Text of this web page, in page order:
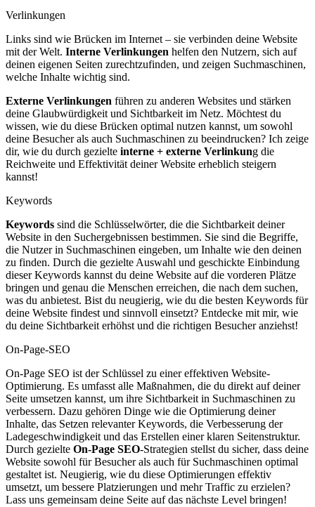
Verlinkungen
Links sind wie Brücken im Internet – sie verbinden deine Website
mit der Welt. Interne Verlinkungen helfen den Nutzern, sich auf
deinen eigenen Seiten zurechtzufinden, und zeigen Suchmaschinen,
welche Inhalte wichtig sind.
Externe Verlinkungen führen zu anderen Websites und stärken
deine Glaubwürdigkeit und Sichtbarkeit im Netz. Möchtest du
wissen, wie du diese Brücken optimal nutzen kannst, um sowohl
deine Besucher als auch Suchmaschinen zu beeindrucken? Ich zeige
dir, wie du durch gezielte interne + externe Verlinkung die
Reichweite und Effektivität deiner Website erheblich steigern
kannst!
Keywords
Keywords sind die Schlüsselwörter, die die Sichtbarkeit deiner
Website in den Suchergebnissen bestimmen. Sie sind die Begriffe,
die Nutzer in Suchmaschinen eingeben, um Inhalte wie den deinen
zu finden. Durch die gezielte Auswahl und geschickte Einbindung
dieser Keywords kannst du deine Website auf die vorderen Plätze
bringen und genau die Menschen erreichen, die nach dem suchen,
was du anbietest. Bist du neugierig, wie du die besten Keywords für
deine Website findest und sinnvoll einsetzt? Entdecke mit mir, wie
du deine Sichtbarkeit erhöhst und die richtigen Besucher anziehst!
On-Page-SEO
On-Page SEO ist der Schlüssel zu einer effektiven Website-
Optimierung. Es umfasst alle Maßnahmen, die du direkt auf deiner
Seite umsetzen kannst, um ihre Sichtbarkeit in Suchmaschinen zu
verbessern. Dazu gehören Dinge wie die Optimierung deiner
Inhalte, das Setzen relevanter Keywords, die Verbesserung der
Ladegeschwindigkeit und das Erstellen einer klaren Seitenstruktur.
Durch gezielte On-Page SEO-Strategien stellst du sicher, dass deine
Website sowohl für Besucher als auch für Suchmaschinen optimal
gestaltet ist. Neugierig, wie du diese Optimierungen effektiv
umsetzt, um bessere Platzierungen und mehr Traffic zu erzielen?
Lass uns gemeinsam deine Seite auf das nächste Level bringen!